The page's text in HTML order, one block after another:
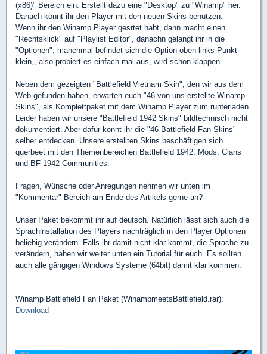
(x86)" Bereich ein. Erstellt dazu eine "Desktop" zu "Winamp" her.
Danach könnt ihr den Player mit den neuen Skins benutzen.
Wenn ihr den Winamp Player gesrtet habt, dann macht einen
"Rechtsklick" auf "Playlist Editor", danachn gelangt ihr in die
"Optionen", manchmal befindet sich die Option oben links Punkt
klein,, also probiert es einfach mal aus, wird schon klappen.
Neben dem gezeigten "Battlefield Vietnam Skin", den wir aus dem
Web gefunden haben, erwarten euch "46 von uns erstellte Winamp
Skins", als Komplettpaket mit dem Winamp Player zum runterladen.
Leider haben wir unsere "Battlefield 1942 Skins" bildtechnisch nicht
dokumentiert. Aber dafür könnt ihr die "46 Battlefield Fan Skins"
selber entdecken. Unsere erstellten Skins beschäftigen sich
querbeet mit den Themenbereichen Battlefield 1942, Mods, Clans
und BF 1942 Communities.
Fragen, Wünsche oder Anregungen nehmen wir unten im
"Kommentar" Bereich am Ende des Artikels gerne an?
Unser Paket bekommt ihr auf deutsch. Natürlich lässt sich auch die
Sprachinstallation des Players nachträglich in den Player Optionen
beliebig verändern. Falls ihr damit nicht klar kommt, die Sprache zu
verändern, haben wir weiter unten ein Tutorial für euch. Es sollten
auch alle gängigen Windows Systeme (64bit) damit klar kommen.
Winamp Battlefield Fan Paket (WinampmeetsBattlefield.rar):
Download